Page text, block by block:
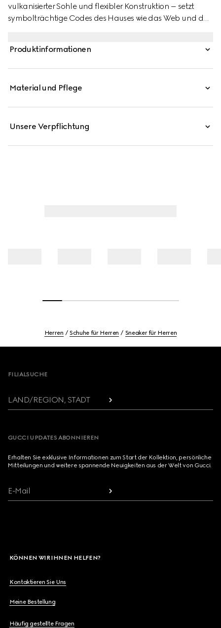
vulkanisierter Sohle und flexibler Konstruktion – setzt
symbolträchtige Codes des Hauses wie das Web und das
überzogenen Zehenkappe.
Produktinformationen
Material und Pflege
Unsere Verpflichtung
Herren Schuhe für Herren Sneaker für Herren
FILIALSUCHE
LAND/REGION, STADT
GUCCI UPDATES ABONNIEREN
Erhalten Sie exklusive Informationen zum Start der Kollektion, persönliche
Mitteilungen und weitere spannende Neuigkeiten aus der Welt von Gucci.
E-Mail
KÖNNEN WIR IHNEN HELFEN?
Kontaktieren Sie Uns
Meine Bestellung
Häufig gestellte Fragen